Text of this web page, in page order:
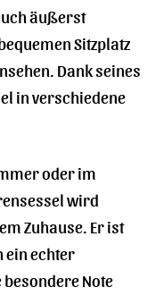
äußerst
Sitzplatz
Dank seines
in verschiedene
oder im
wird
Zuhause. Er ist
ein echter
Note